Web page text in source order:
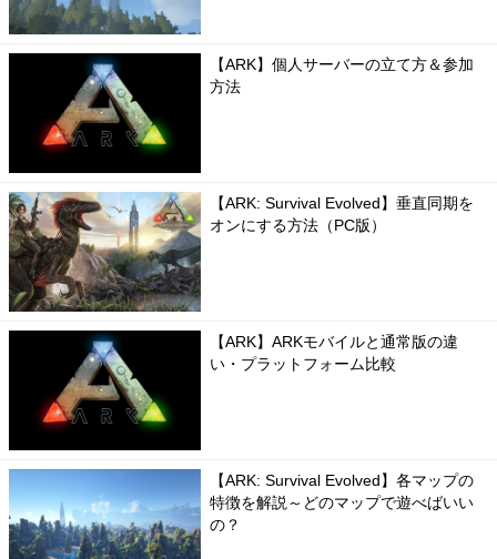
【ARK】個人サーバーの立て方＆参加
方法
【ARK: Survival Evolved】垂直同期を
オンにする方法（PC版）
【ARK】ARKモバイルと通常版の違
い・プラットフォーム比較
【ARK: Survival Evolved】各マップの
特徴を解説～どのマップで遊べばいい
の？